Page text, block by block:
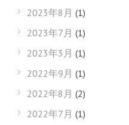
2023年8月 (1)
2023年7月 (1)
2023年3月 (1)
2022年9月 (1)
2022年8月 (2)
2022年7月 (1)